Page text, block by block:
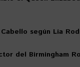
según Lía
del Birmingham